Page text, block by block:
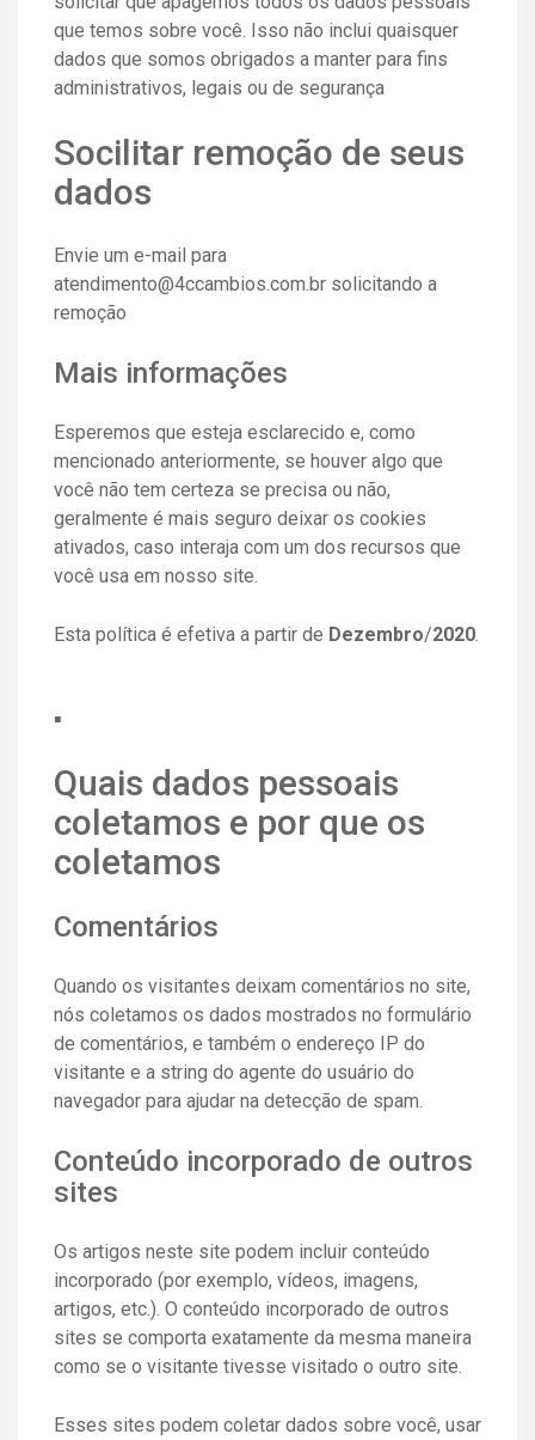
que temos sobre você. Isso não inclui quaisquer
dados que somos obrigados a manter para fins
administrativos, legais ou de segurança
Socilitar remoção de seus
dados
Envie um e-mail para
atendimento@4ccambios.com.br solicitando a
remoção
Mais informações
Esperemos que esteja esclarecido e, como
mencionado anteriormente, se houver algo que
você não tem certeza se precisa ou não,
geralmente é mais seguro deixar os cookies
ativados, caso interaja com um dos recursos que
você usa em nosso site.
Esta política é efetiva a partir de Dezembro/2020.
.
Quais dados pessoais
coletamos e por que os
coletamos
Comentários
Quando os visitantes deixam comentários no site,
nós coletamos os dados mostrados no formulário
de comentários, e também o endereço IP do
visitante e a string do agente do usuário do
navegador para ajudar na detecção de spam.
Conteúdo incorporado de outros
sites
Os artigos neste site podem incluir conteúdo
incorporado (por exemplo, vídeos, imagens,
artigos, etc.). O conteúdo incorporado de outros
sites se comporta exatamente da mesma maneira
como se o visitante tivesse visitado o outro site.
Esses sites podem coletar dados sobre você, usar